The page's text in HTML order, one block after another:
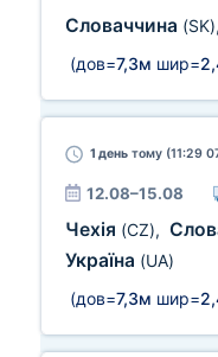
Словаччина (SK),
(дов=7,3м шир=
1 день тому (11:29
12.08–15.08
Чехія (CZ),
Україна (UA)
(дов=7,3м шир=